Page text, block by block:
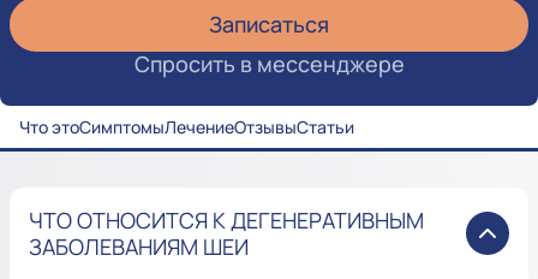
Записаться
Спросить в мессенджере
Что этоСимптомыЛечениеОтзывыСтатьи
ЧТО ОТНОСИТСЯ К ДЕГЕНЕРАТИВНЫМ
ЗАБОЛЕВАНИЯМ ШЕИ